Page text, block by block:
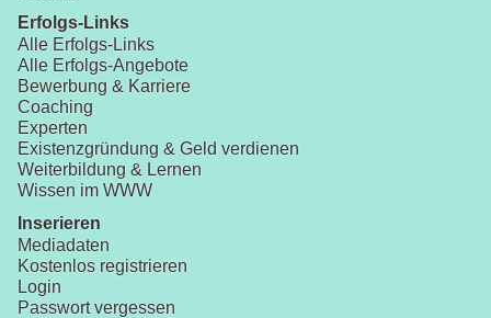
Erfolgs-Links
Alle Erfolgs-Links
Alle Erfolgs-Angebote
Bewerbung & Karriere
Coaching
Experten
Existenzgründung & Geld verdienen
Weiterbildung & Lernen
Wissen im WWW
Inserieren
Mediadaten
Kostenlos registrieren
Login
Passwort vergessen